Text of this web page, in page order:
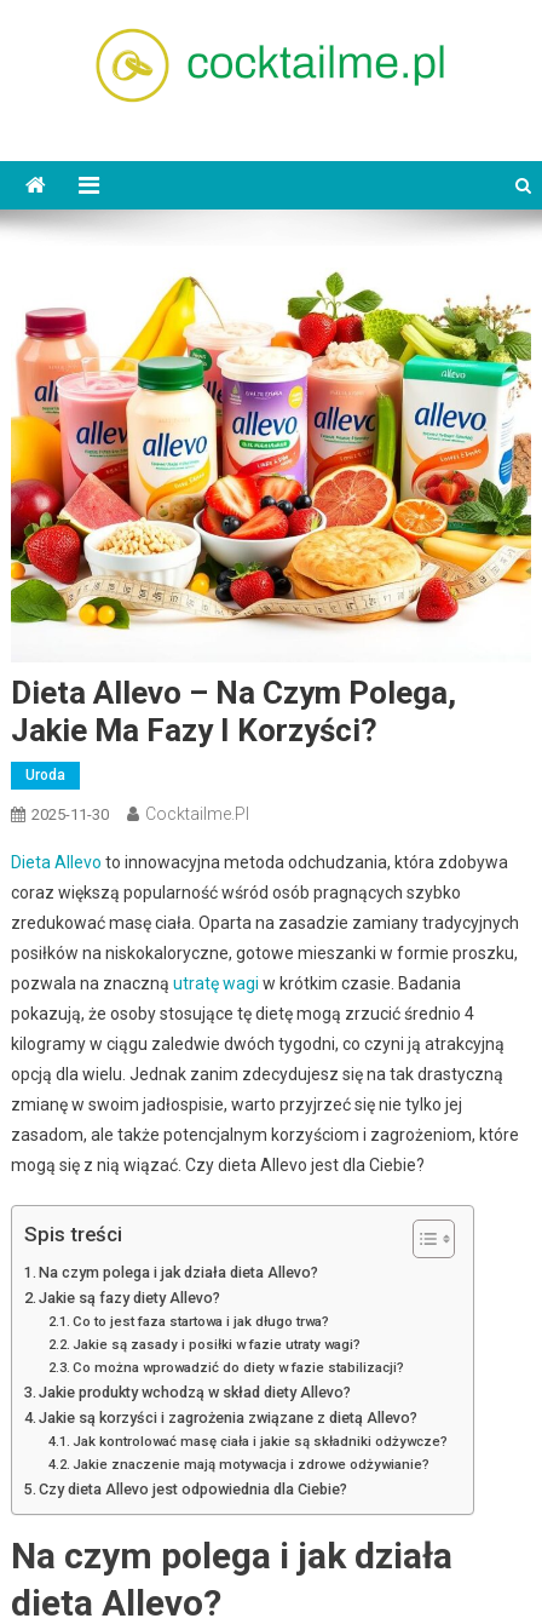
Dieta Allevo – Na Czym Polega,
Jakie Ma Fazy I Korzyści?
Uroda
2025-11-30 Cocktailme.pl
Dieta Allevo to innowacyjna metoda odchudzania, która zdobywa
coraz większą popularność wśród osób pragnących szybko
zredukować masę ciała. Oparta na zasadzie zamiany tradycyjnych
posiłków na niskokaloryczne, gotowe mieszanki w formie proszku,
pozwala na znaczną utratę wagi w krótkim czasie. Badania
pokazują, że osoby stosujące tę dietę mogą zrzucić średnio 4
kilogramy w ciągu zaledwie dwóch tygodni, co czyni ją atrakcyjną
opcją dla wielu. Jednak zanim zdecydujesz się na tak drastyczną
zmianę w swoim jadłospisie, warto przyjrzeć się nie tylko jej
zasadom, ale także potencjalnym korzyściom i zagrożeniom, które
mogą się z nią wiązać. Czy dieta Allevo jest dla Ciebie?
Spis treści
Na czym polega i jak działa dieta Allevo?
Jakie są fazy diety Allevo?
Co to jest faza startowa i jak długo trwa?
Jakie są zasady i posiłki w fazie utraty wagi?
Co można wprowadzić do diety w fazie stabilizacji?
Jakie produkty wchodzą w skład diety Allevo?
Jakie są korzyści i zagrożenia związane z dietą Allevo?
Jak kontrolować masę ciała i jakie są składniki odżywcze?
Jakie znaczenie mają motywacja i zdrowe odżywianie?
Czy dieta Allevo jest odpowiednia dla Ciebie?
Na czym polega i jak działa
dieta Allevo?